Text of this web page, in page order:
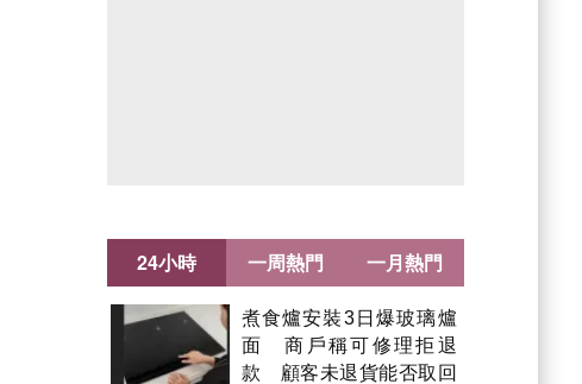
24小時
煮食爐安裝3日爆玻璃爐
面 商戶稱可修理拒退
款 顧客未退貨能否取回
一周熱門 一月熱門